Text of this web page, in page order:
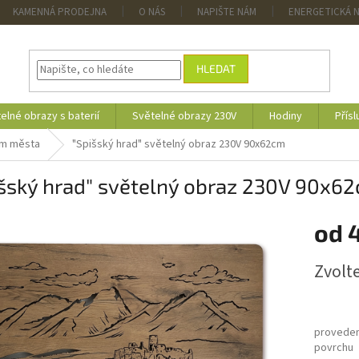
KAMENNÁ PRODEJNA O NÁS NAPIŠTE NÁM ENERGETICKÁ
HLEDAT
obrazy s baterií Světelné obrazy 230V Hodiny
města "Spišský hrad" světelný obraz 230V 90x62cm
hrad" světelný obraz 230V
od
cena:
povrchu